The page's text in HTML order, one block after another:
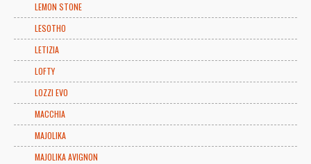
LEMON STONE
LESOTHO
LETIZIA
LOFTY
LOZZI EVO
MACCHIA
MAJOLIKA
MAJOLIKA AVIGNON